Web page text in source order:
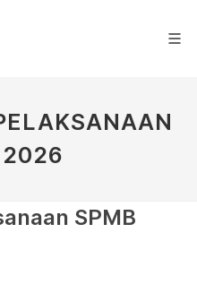
2026
SPMB